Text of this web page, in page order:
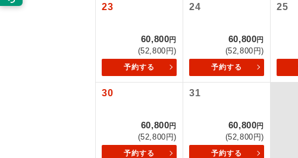
23
60,800円
(52,800円)
予約する
24
60,800円
(52,800円)
予約する
25
30
60,800円
(52,800円)
予約する
31
60,800円
(52,800円)
予約する
温泉
露天風呂
全食事付き